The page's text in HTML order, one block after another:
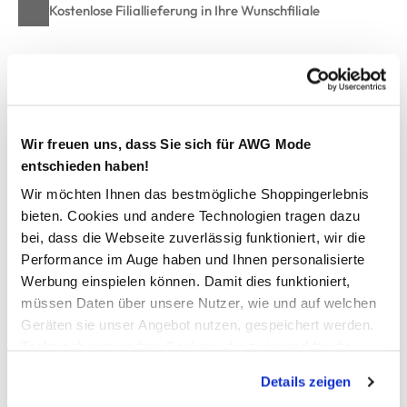
Wir freuen uns, dass Sie sich für AWG Mode
entschieden haben!
Wir möchten Ihnen das bestmögliche Shoppingerlebnis
bieten. Cookies und andere Technologien tragen dazu
bei, dass die Webseite zuverlässig funktioniert, wir die
Performance im Auge haben und Ihnen personalisierte
Werbung einspielen können. Damit dies funktioniert,
müssen Daten über unsere Nutzer, wie und auf welchen
Geräten sie unser Angebot nutzen, gespeichert werden.
werden, werden bei der Nutzung der Webseite auf jeden
Details zeigen
Kostenlose Filiallieferung in Ihre Wunschfiliale
Hailys MA44DDY Bluse
coole Oversized Bluse von Hailys
durchgehend geknöpft
3/4 lange Ärmel
am Saum unten mit Tunnelzug und Kordel
allover Leoprint
hiermit sind Sie voll im Trend